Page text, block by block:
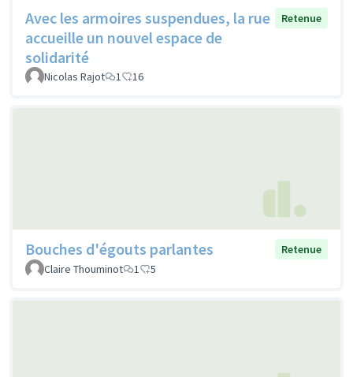
Avec les armoires suspendues, la rue
accueille un nouvel espace de
solidarité
Retenue
Nicolas Rajot 1 16
Bouches d'égouts parlantes
Retenue
Claire Thouminot
1 5